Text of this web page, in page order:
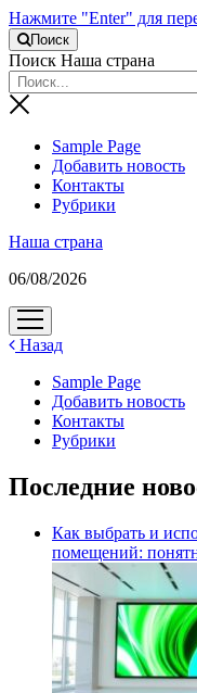
Нажмите "Enter" для
Поиск
Поиск Наша страна
Sample Page
Добавить новость
Контакты
Рубрики
Наша страна
06/08/2026
открыть
меню
Назад
Sample Page
Добавить новость
Контакты
Рубрики
Последние
Как выбрать и
помещений: